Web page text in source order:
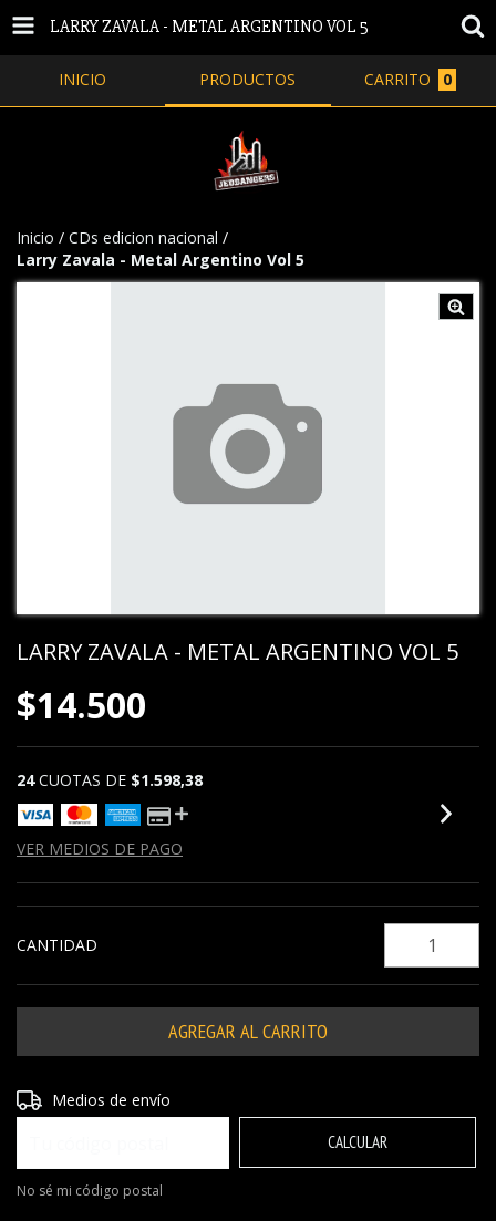
LARRY ZAVALA - METAL ARGENTINO VOL 5
INICIO PRODUCTOS CARRITO 0
Inicio / CDs edicion nacional /
Larry Zavala - Metal Argentino Vol 5
LARRY ZAVALA - METAL ARGENTINO VOL 5
$14.500
24 CUOTAS DE $1.598,38
VER MEDIOS DE PAGO
CANTIDAD
Entregas para el CP:
Medios de envío
CALCULAR
No sé mi código postal